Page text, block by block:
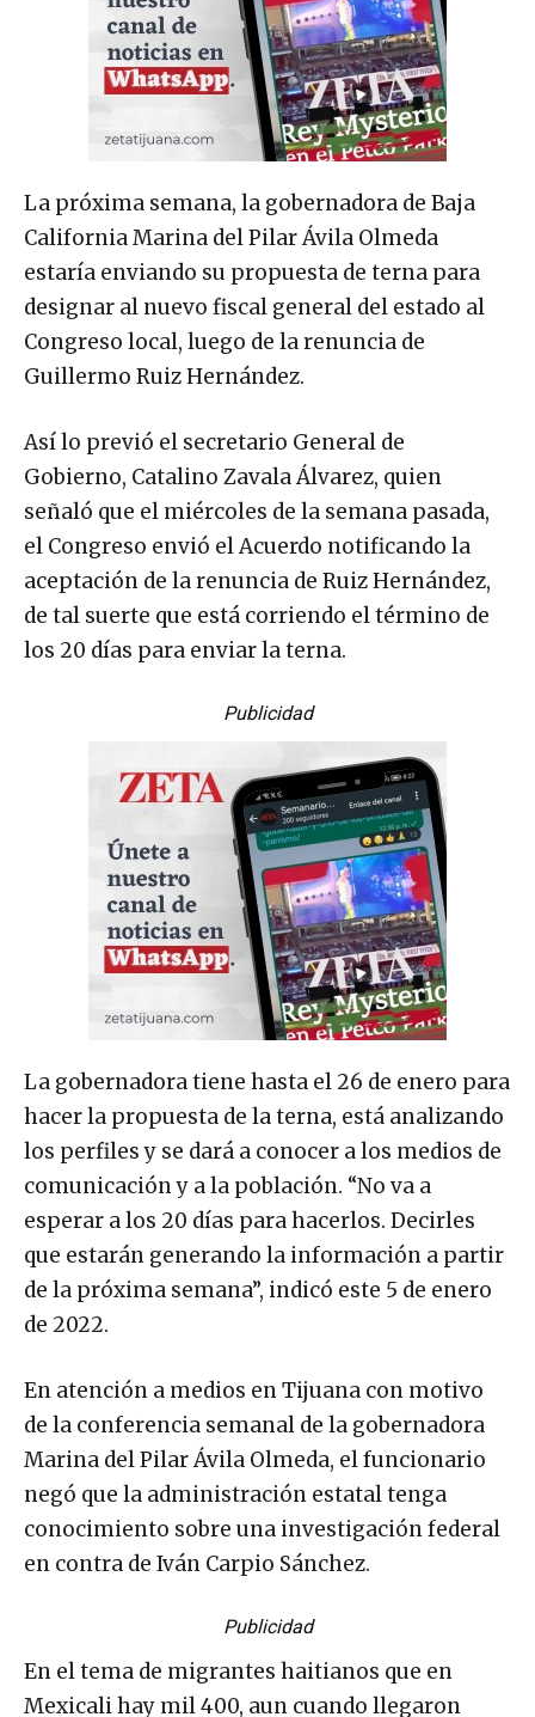
La próxima semana, la gobernadora de Baja
California Marina del Pilar Ávila Olmeda
estaría enviando su propuesta de terna para
designar al nuevo fiscal general del estado al
Congreso local, luego de la renuncia de
Guillermo Ruiz Hernández.
Así lo previó el secretario General de
Gobierno, Catalino Zavala Álvarez, quien
señaló que el miércoles de la semana pasada,
el Congreso envió el Acuerdo notificando la
aceptación de la renuncia de Ruiz Hernández,
de tal suerte que está corriendo el término de
los 20 días para enviar la terna.
Publicidad
La gobernadora tiene hasta el 26 de enero para
hacer la propuesta de la terna, está analizando
los perfiles y se dará a conocer a los medios de
comunicación y a la población. “No va a
esperar a los 20 días para hacerlos. Decirles
que estarán generando la información a partir
de la próxima semana”, indicó este 5 de enero
de 2022.
En atención a medios en Tijuana con motivo
de la conferencia semanal de la gobernadora
Marina del Pilar Ávila Olmeda, el funcionario
negó que la administración estatal tenga
conocimiento sobre una investigación federal
en contra de Iván Carpio Sánchez.
Publicidad
En el tema de migrantes haitianos que en
Mexicali hay mil 400, aun cuando llegaron